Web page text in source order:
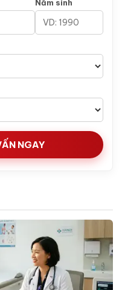
Năm sinh
NGAY